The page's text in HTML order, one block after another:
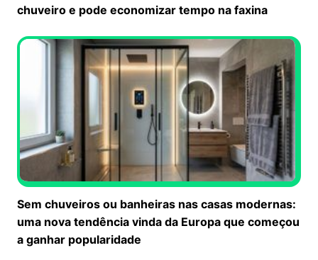
chuveiro e pode economizar tempo na faxina
Sem chuveiros ou banheiras nas casas modernas:
uma nova tendência vinda da Europa que começou
a ganhar popularidade